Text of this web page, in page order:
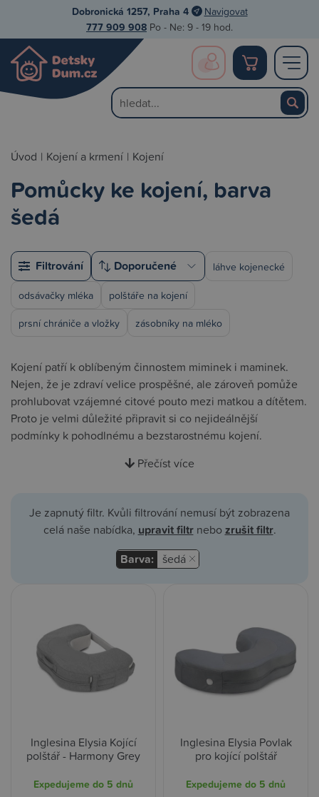
Dobronická 1257, Praha 4 Navigovat
777 909 908 Po - Ne: 9 - 19 hod.
Úvod | Kojení a krmení | Kojení
Pomůcky ke kojení, barva
šedá
Filtrování láhve kojenecké
odsávačky mléka polštáře na kojení
prsní chrániče a vložky zásobníky na mléko
Kojení patří k oblíbeným činnostem miminek i maminek.
Nejen, že je zdraví velice prospěšné, ale zároveň pomůže
prohlubovat vzájemné citové pouto mezi matkou a dítětem.
Proto je velmi důležité připravit si co nejideálnější
podmínky k pohodlnému a bezstarostnému kojení.
Přečíst více
Je zapnutý filtr. Kvůli filtrování nemusí být zobrazena
celá naše nabídka, upravit filtrnebozrušit filtr.
Barva: šedá
Inglesina Elysia Kojící
polštář - Harmony Grey
Expedujeme do 5 dnů
Inglesina Elysia Povlak
pro kojící polštář
Expedujeme do 5 dnů